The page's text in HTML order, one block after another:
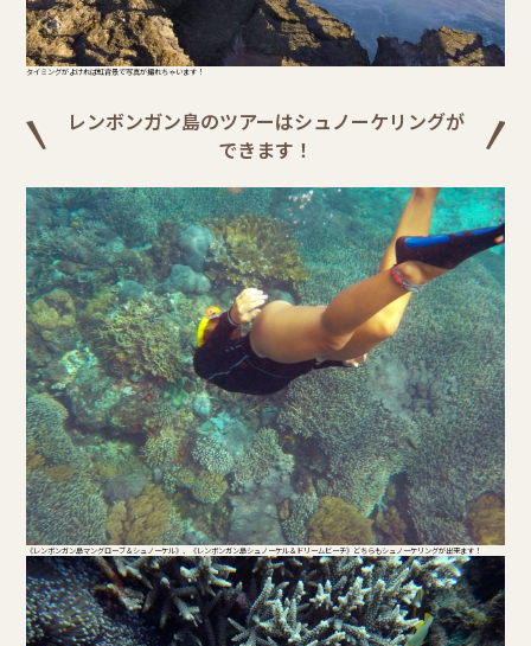
タイミングがよければ虹背景で写真が撮れちゃいます！
レンボンガン島のツアーはシュノーケリングが
できます！
《レンボンガン島マングローブ＆シュノーケル》、《レンボンガン島シュノーケル＆ドリームビーチ》どちらもシュノーケリングが出来ます！